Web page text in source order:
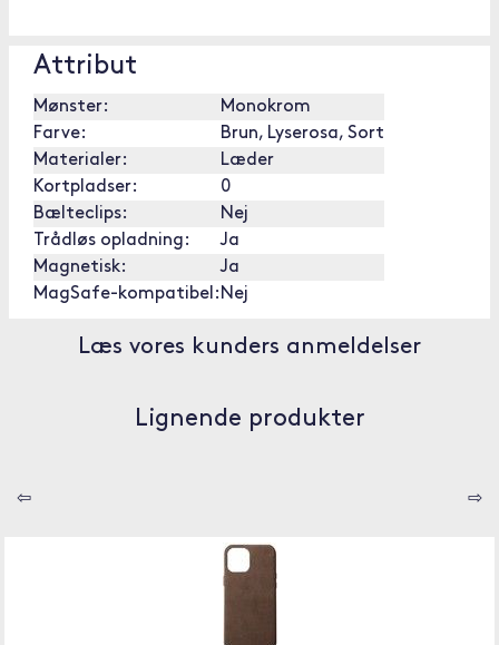
Attribut
Mønster:
Monokrom
Farve:
Brun, Lyserosa, Sort
Materialer:
Læder
Kortpladser:
0
Bælteclips:
Nej
Trådløs opladning:
Ja
Magnetisk:
Ja
MagSafe-kompatibel: Nej
Læs vores kunders anmeldelser
Lignende produkter
⇦ ⇨